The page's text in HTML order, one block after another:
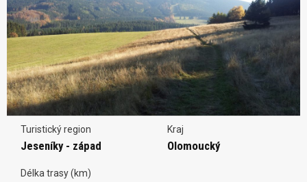
Turistický region
Jeseníky - západ
Kraj
Olomoucký
Délka trasy (km)